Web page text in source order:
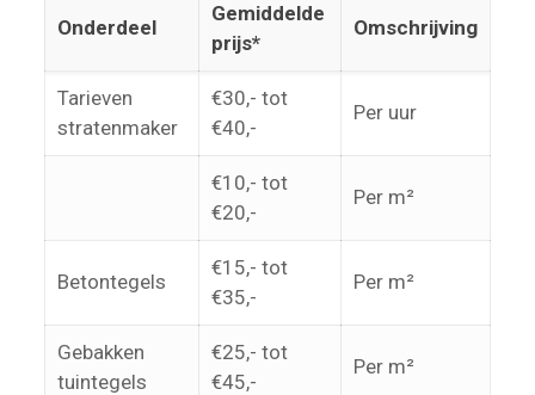
Onderdeel
Gemiddelde
prijs*
Omschrijving
Tarieven
stratenmaker
€30,- tot
€40,-
Per uur
€10,- tot
€20,-
Per m²
Betontegels
€15,- tot
€35,-
Per m²
Gebakken
tuintegels
€25,- tot
€45,-
Per m²